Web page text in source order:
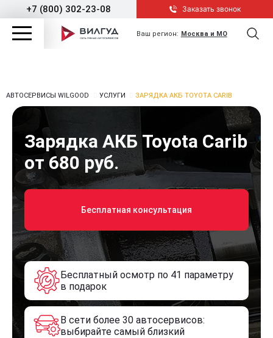
+7 (800) 302-23-08 Заказать звонок
Ваш регион: Москва и МО
АВТОСЕРВИСЫ WILGOOD УСЛУГИ ЗАРЯДКА АКБ TOYOTA CARIB
Зарядка АКБ Toyota Carib
от 680 руб.
Бесплатная консультация
Бесплатный осмотр по 41 параметру
в подарок
В сети более 30 автосервисов:
выбирайте самый близкий